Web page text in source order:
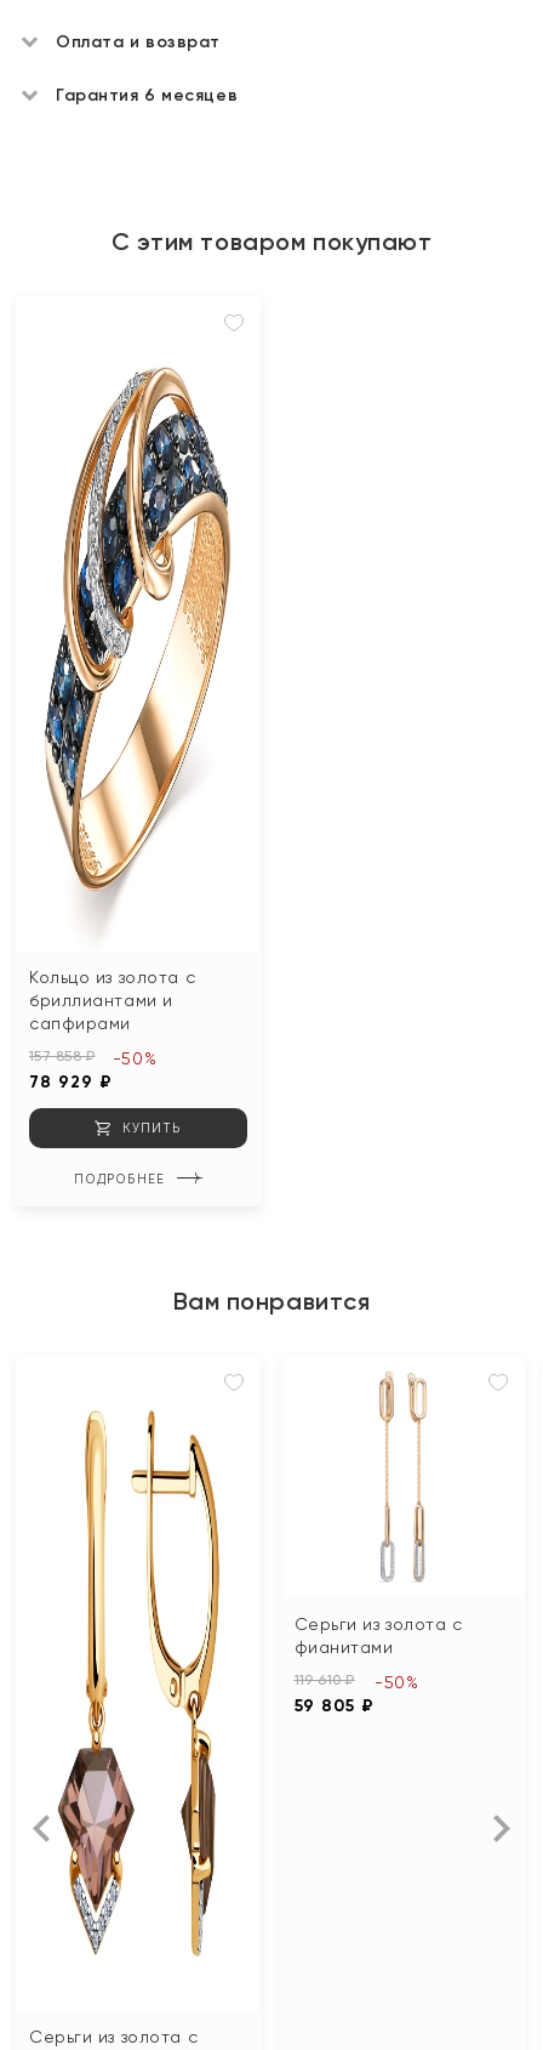
Оплата и возврат
Гарантия 6 месяцев
С этим товаром покупают
Кольцо из золота с
бриллиантами и
сапфирами
157 858 ₽
78 929 ₽
-50%
КУПИТЬ
ПОДРОБНЕЕ
Вам понравится
Серьги из золота с
Серьги из золота с
фианитами
119 610 ₽
59 805 ₽
-50%